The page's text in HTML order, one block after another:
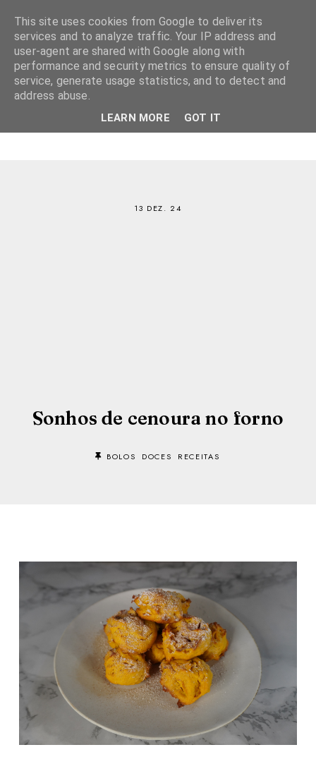
13 DEZ. 24
Sonhos de cenoura no forno
BOLOS DOCES RECEITAS
This site uses cookies from Google to deliver its
services and to analyze traffic. Your IP address and
user-agent are shared with Google along with
performance and security metrics to ensure quality of
service, generate usage statistics, and to detect and
address abuse.
LEARN MORE GOT IT